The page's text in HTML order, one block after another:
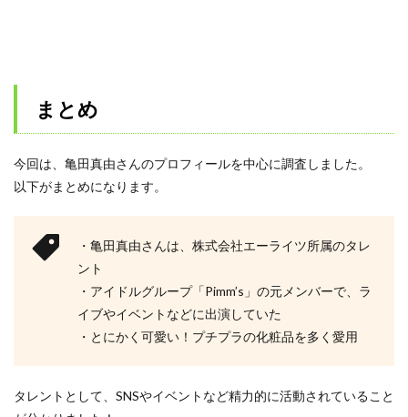
まとめ
今回は、亀田真由さんのプロフィールを中心に調査しました。
以下がまとめになります。
・亀田真由さんは、株式会社エーライツ所属のタレ
ント
・アイドルグループ「Pimm’s」の元メンバーで、ラ
イブやイベントなどに出演していた
・とにかく可愛い！プチプラの化粧品を多く愛用
タレントとして、SNSやイベントなど精力的に活動されていること